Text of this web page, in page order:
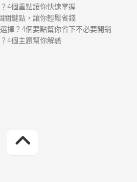
4個重點讓你快速掌握
關鍵點，讓你輕鬆省錢
擇？4個要點幫你省下不必要開銷
4個主題幫你解惑